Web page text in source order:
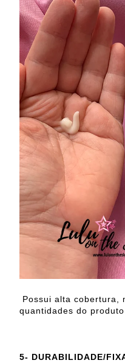
Possui alta cobertura,
quantidades do
5- DURABILIDADE/